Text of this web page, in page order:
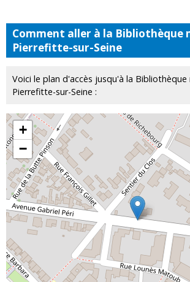
Comment aller à la Bibliothèque
Pierrefitte-sur-Seine
Voici le plan d'accès jusqu'à la Bibliothèque
Pierrefitte-sur-Seine :
+
−